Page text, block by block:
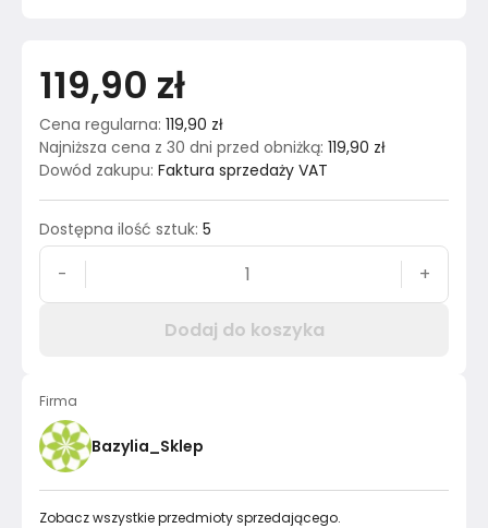
119,90 zł
Cena regularna: 119,90 zł
Najniższa cena z 30 dni przed obniżką: 119,90 zł
Dowód zakupu: Faktura sprzedaży VAT
Dostępna ilość sztuk: 5
- +
Dodaj do koszyka
Firma
Bazylia_Sklep
Zobacz wszystkie przedmioty sprzedającego.